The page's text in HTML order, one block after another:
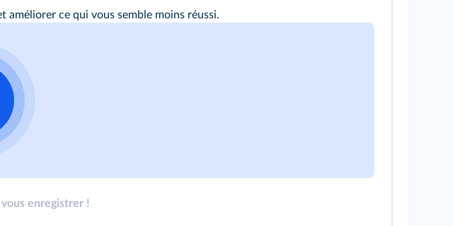
ce qui vous semble moins réussi.
enregistrer !